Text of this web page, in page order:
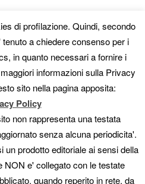
di profilazione. Quindi, secondo
a chiedere consenso per i
in quanto necessari a fornire i
informazioni sulla Privacy
sito nella pagina apposita:
Policy
non rappresenta una testata
senza alcuna periodicita'.
un prodotto editoriale ai sensi della
NON e' collegato con le testate
quando reperito in rete, da